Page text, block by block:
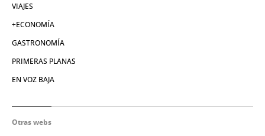
VIAJES
+ECONOMÍA
GASTRONOMÍA
PRIMERAS PLANAS
EN VOZ BAJA
Otras webs